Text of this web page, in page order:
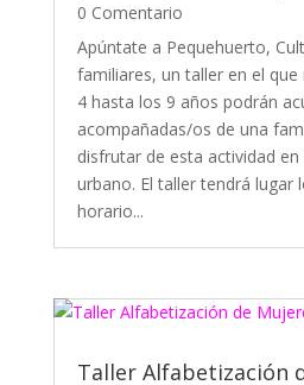
0 Comentario
Apúntate a Pequehuerto,
familiares, un taller en el
4 hasta los 9 años podrán
acompañadas/os de una
disfrutar de esta actividad
urbano. El taller tendrá lugar
horario...
Taller Alfabetización